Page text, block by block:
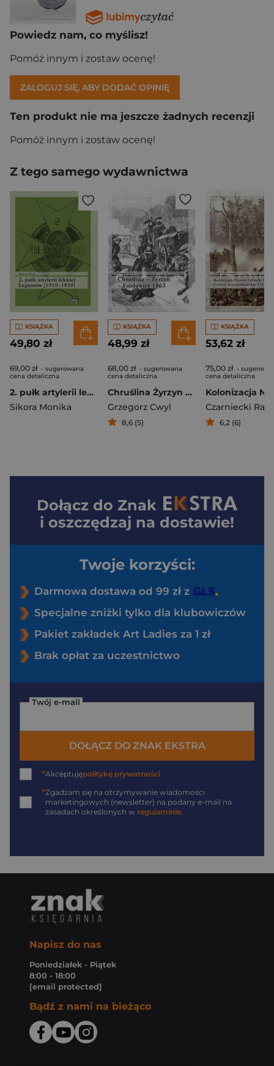
Powiedz nam, co myślisz!
Pomóż innym i zostaw ocenę!
ZALOGUJ SIĘ, ABY DODAĆ OPINIĘ
Ten produkt nie ma jeszcze żadnych recenzji
Pomóż innym i zostaw ocenę!
Z tego samego wydawnictwa
KSIĄŻKA
49,80 zł
69,00 zł - sugerowana
cena detaliczna
2. pułk artylerii lekkiej Legionów (1919-1939)
Sikora Monika
KSIĄŻKA
48,99 zł
68,00 zł - sugerowana
cena detaliczna
Chruślina Żyrzyn Fajsławice 1863
Grzegorz Cwyl
8,6 (5)
KSIĄŻKA
53,62 zł
75,00 zł -
cena detaliczna
Czarniecki
6,2 (6)
Dołącz do Znak
i oszczędzaj na dostawie!
Twoje korzyści:
Darmowa dostawa od 99 zł z
Specjalne zniżki tylko dla klubowiczów
Pakiet zakładek Art Ladies za 1 zł
Brak opłat za uczestnictwo
Twój e-mail
DOŁĄCZ DO ZNAK EKSTRA
*Akceptujępolitykę prywatności
*Zgadzam się na otrzymywanie wiadomości
marketingowych (newsletter) na podany e-mail na
zasadach określonych w regulaminie
Napisz do nas
Poniedziałek - Piątek
8:00 - 18:00
[email protected]
Bądź z nami na bieżąco